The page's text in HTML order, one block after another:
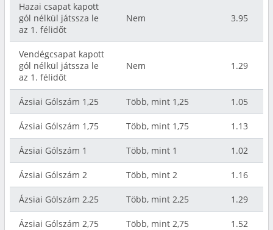
Hazai csapat kapott
gól nélkül játssza le
az 1. félidőt
Nem 3.95
Vendégcsapat kapott
gól nélkül játssza le
az 1. félidőt
Nem 1.29
Ázsiai Gólszám 1,25 Több, mint 1,25 1.05
Ázsiai Gólszám 1,75 Több, mint 1,75 1.13
Ázsiai Gólszám 1 Több, mint 1 1.02
Ázsiai Gólszám 2 Több, mint 2 1.16
Ázsiai Gólszám 2,25 Több, mint 2,25 1.29
Ázsiai Gólszám 2,75 Több, mint 2,75 1.52